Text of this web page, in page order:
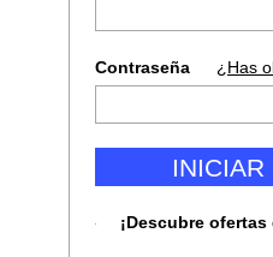
Contraseña ¿Has
INICIAR
¡Descubre